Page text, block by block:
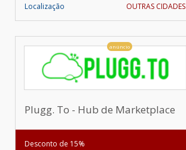
Localização OUTRAS CIDADES
anúncio
Plugg. To - Hub de Marketplace
Desconto de 15%